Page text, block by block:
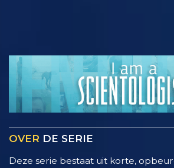
OVER DE SERIE
Deze serie bestaat uit korte,